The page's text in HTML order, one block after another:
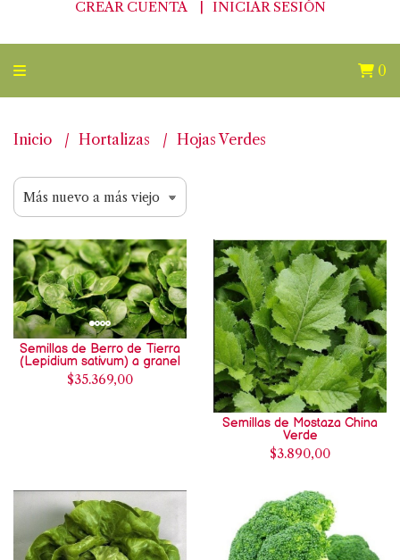
CREAR CUENTA INICIAR SESIÓN
0
Inicio Hortalizas Hojas Verdes
Semillas de Berro de Tierra
(Lepidium sativum) a granel
$35.369,00
Semillas de Mostaza China
Verde
$3.890,00